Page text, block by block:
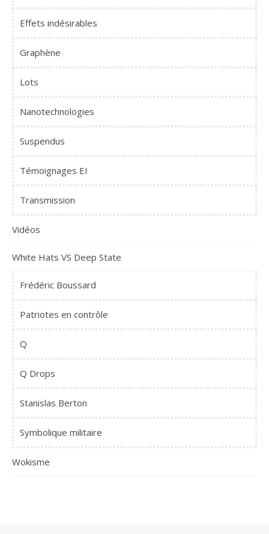
Effets indésirables
Graphène
Lots
Nanotechnologies
Suspendus
Témoignages EI
Transmission
Vidéos
White Hats VS Deep State
Frédéric Boussard
Patriotes en contrôle
Q
Q Drops
Stanislas Berton
Symbolique militaire
Wokisme